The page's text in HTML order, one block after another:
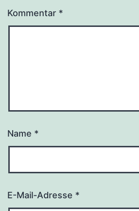
Kommentar *
Name *
E-Mail-Adresse *